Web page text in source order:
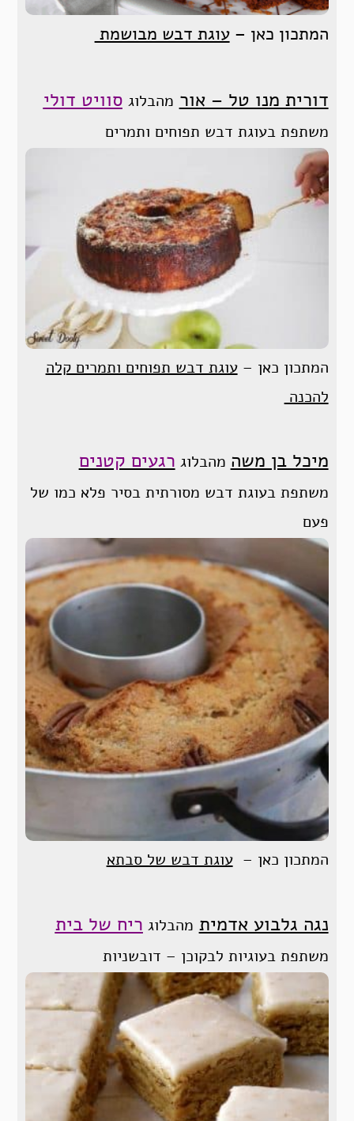
המתכון כאן –עוגת דבש מבושמת
דורית מנו טל – אור מהבלוג סוויט דולי
משתפת בעוגת דבש תפוחים ותמרים
המתכון כאן –עוגת דבש תפוחים ותמרים קלה
להכנה
מיכל בן משה מהבלוג רגעים קטנים
משתפת בעוגת דבש מסורתית בסיר פלא כמו של
פעם
המתכון כאן –עוגת דבש של סבתא
נגה גלבוע אדמית מהבלוג ריח של בית
משתפת בעוגיות לבקוכן – דובשניות